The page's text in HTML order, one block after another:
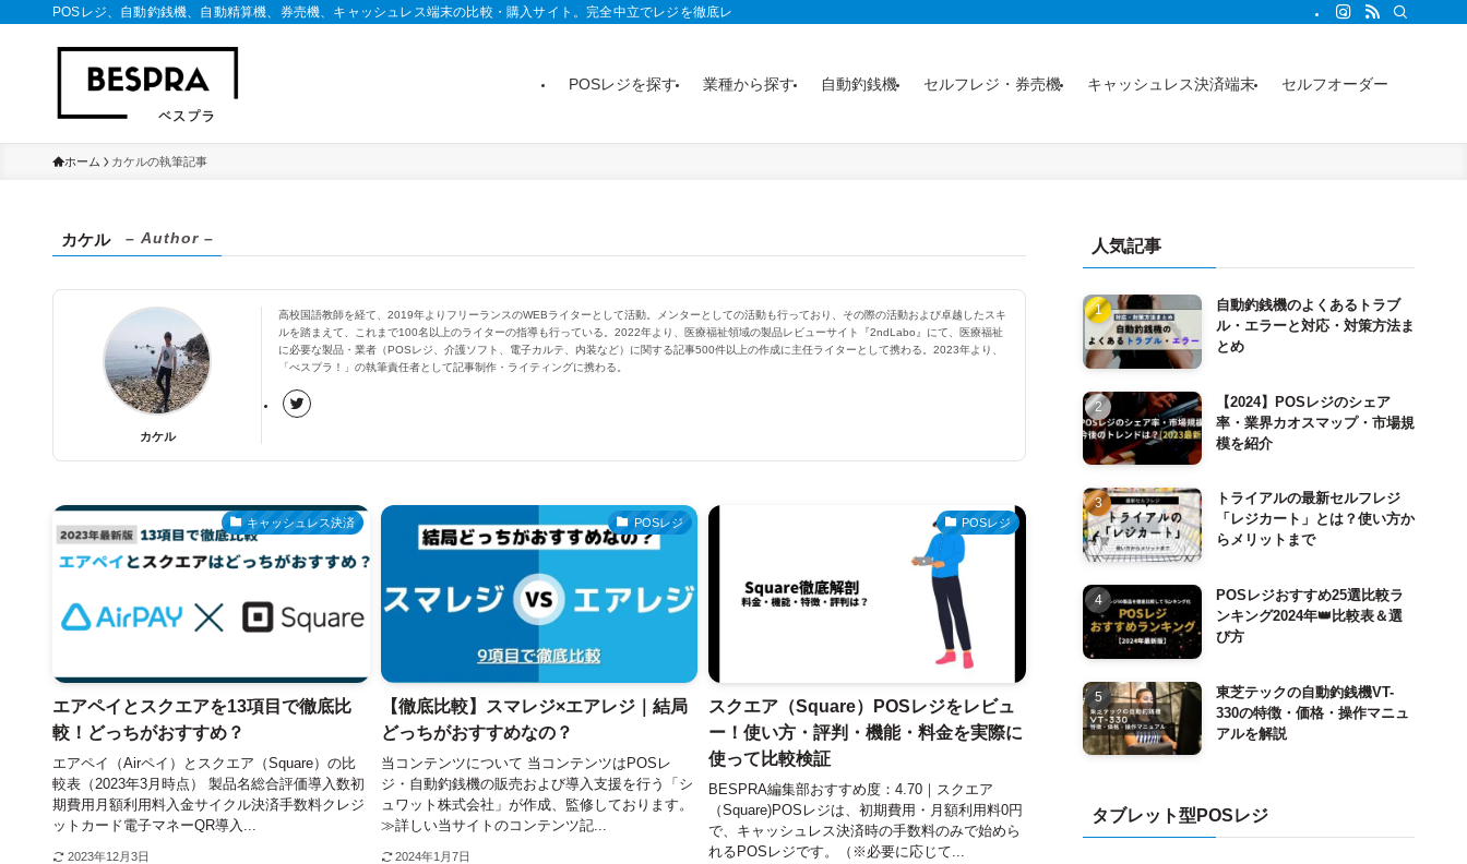
POSレジ、自動釣銭機、自動精算機、券売機、キャッシュレス端末の比較・購入サイト。完全中立でレジを徹底レビュー。おすすめ製品がランキングや記事からわかります。
POSレジを探す 業種から探す 自動釣銭機 セルフレジ・券売機 キャッシュレス決済端末 セルフオーダー
ホーム カケルの執筆記事
カケル – Author –
カケル
高校国語教師を経て、2019年よりフリーランスのWEBライターとして活動。メンターとしての活動も行っており、その際の活動および卓越したスキ
ルを踏まえて、これまで100名以上のライターの指導も行っている。2022年より、医療福祉領域の製品レビューサイト『2ndLabo』にて、医療福祉
に必要な製品・業者（POSレジ、介護ソフト、電子カルテ、内装など）に関する記事500件以上の作成に主任ライターとして携わる。2023年より、
「べスプラ！」の執筆責任者として記事制作・ライティングに携わる。
キャッシュレス決済
エアペイとスクエアを13項目で徹底比
較！どっちがおすすめ？
エアペイ（Airペイ）とスクエア（Square）の比
較表（2023年3月時点） 製品名総合評価導入数初
期費用月額利用料入金サイクル決済手数料クレジ
ットカード電子マネーQR導入...
2023年12月3日
POSレジ
【徹底比較】スマレジ×エアレジ｜結局
どっちがおすすめなの？
当コンテンツについて 当コンテンツはPOSレ
ジ・自動釣銭機の販売および導入支援を行う「シ
ュワット株式会社」が作成、監修しております。
≫詳しい当サイトのコンテンツ記...
2024年1月7日
POSレジ
スクエア（Square）POSレジをレビュ
ー！使い方・評判・機能・料金を実際に
使って比較検証
BESPRA編集部おすすめ度：4.70｜スクエア
（Square)POSレジは、初期費用・月額利用料0円
で、キャッシュレス決済時の手数料のみで始めら
れるPOSレジです。（※必要に応じて...
人気記事
自動釣銭機のよくあるトラブ
ル・エラーと対応・対策方法ま
とめ
【2024】POSレジのシェア
率・業界カオスマップ・市場規
模を紹介
トライアルの最新セルフレジ
「レジカート」とは？使い方か
らメリットまで
POSレジおすすめ25選比較ラ
ンキング2024年👑比較表＆選
び方
東芝テックの自動釣銭機VT-
330の特徴・価格・操作マニュ
アルを解説
タブレット型POSレジ